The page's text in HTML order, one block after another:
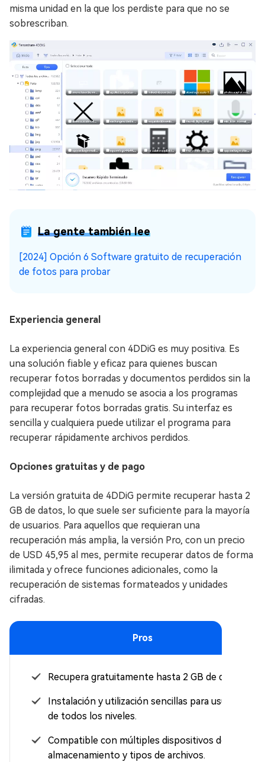
misma unidad en la que los perdiste para que no se
sobrescriban.
La gente también lee
[2024] Opción 6 Software gratuito de recuperación
de fotos para probar
Experiencia general
La experiencia general con 4DDiG es muy positiva. Es
una solución fiable y eficaz para quienes buscan
recuperar fotos borradas y documentos perdidos sin la
complejidad que a menudo se asocia a los programas
para recuperar fotos borradas gratis. Su interfaz es
sencilla y cualquiera puede utilizar el programa para
recuperar rápidamente archivos perdidos.
Opciones gratuitas y de pago
La versión gratuita de 4DDiG permite recuperar hasta 2
GB de datos, lo que suele ser suficiente para la mayoría
de usuarios. Para aquellos que requieran una
recuperación más amplia, la versión Pro, con un precio
de USD 45,95 al mes, permite recuperar datos de forma
ilimitada y ofrece funciones adicionales, como la
recuperación de sistemas formateados y unidades
cifradas.
Pros
Recupera gratuitamente hasta 2 GB de datos.
Instalación y utilización sencillas para usuarios
de todos los niveles.
Compatible con múltiples dispositivos de
almacenamiento y tipos de archivos.